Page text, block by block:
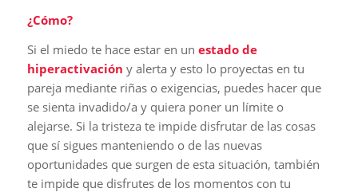
¿Cómo?
Si el miedo te hace estar en un estado de
hiperactivación y alerta y esto lo proyectas en tu
pareja mediante riñas o exigencias, puedes hacer que
se sienta invadido/a y quiera poner un límite o
alejarse. Si la tristeza te impide disfrutar de las cosas
que sí sigues manteniendo o de las nuevas
oportunidades que surgen de esta situación, también
te impide que disfrutes de los momentos con tu